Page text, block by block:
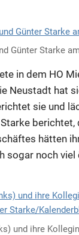
Günter Starke
in dem HO
Neustadt hat
sie und
berichtet,
hätten
sogar noch
und ihre